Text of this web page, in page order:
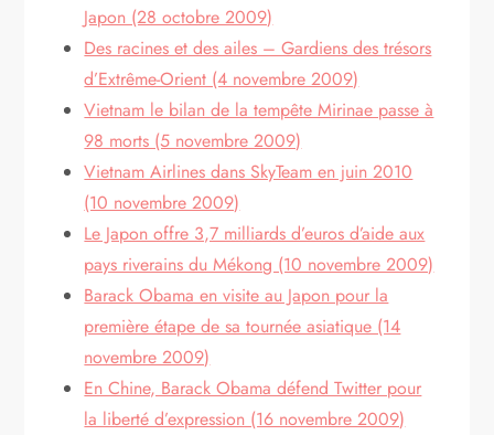
Japon (28 octobre 2009)
Des racines et des ailes – Gardiens des trésors
d’Extrême-Orient (4 novembre 2009)
Vietnam le bilan de la tempête Mirinae passe à
98 morts (5 novembre 2009)
Vietnam Airlines dans SkyTeam en juin 2010
(10 novembre 2009)
Le Japon offre 3,7 milliards d’euros d’aide aux
pays riverains du Mékong (10 novembre 2009)
Barack Obama en visite au Japon pour la
première étape de sa tournée asiatique (14
novembre 2009)
En Chine, Barack Obama défend Twitter pour
la liberté d’expression (16 novembre 2009)